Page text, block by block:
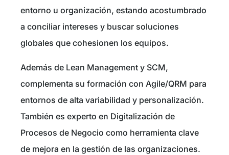
entorno u organización, estando acostumbrado
a conciliar intereses y buscar soluciones
globales que cohesionen los equipos.
Además de Lean Management y SCM,
complementa su formación con Agile/QRM para
entornos de alta variabilidad y personalización.
También es experto en Digitalización de
Procesos de Negocio como herramienta clave
de mejora en la gestión de las organizaciones.